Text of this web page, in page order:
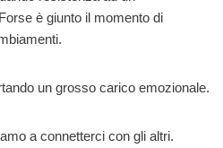
è giunto il momento di
un grosso carico emozionale.
a connetterci con gli altri.